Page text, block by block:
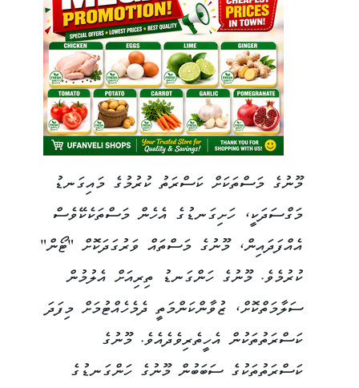
މޫނުގެ މަސްތަކަށް ކަސްރަތު ކުރުމުގެ މައިގަނޑު
މަގްސަދަކީ، ހަށިގަނޑުގެ އެހެން މަސްތަކެކޭވެސް
އެއްފަދައިން، މޫނުގެ މަސްތައް ވަރުގަދަކޮށް "ޓޯން"
ކުރުމެވެ. މޫނުގެ ހަންގަނޑު ތިރިއަށް އެލުމުން
ސަލާމަތްކޮށް، ޒުވާންކަންމަތީ ދެމެހެއްޓުމަށް މިފަދަ
ކަސްރަތުތަކުން އެހީތެރިވެދެއެވެ. މޫނުގެ
ކަސްރަތުތަކުގެ ސަބަބުން މޫނުގެ ހަންގަނޑުގެ